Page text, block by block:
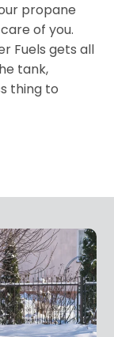
propane
of you.
Fuels gets all
tank,
thing to